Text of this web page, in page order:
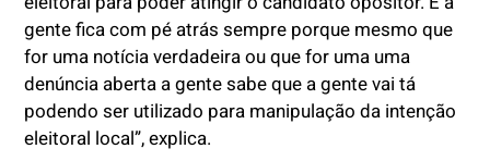
gente fica com pé atrás sempre porque mesmo que
for uma notícia verdadeira ou que for uma uma
denúncia aberta a gente sabe que a gente vai tá
podendo ser utilizado para manipulação da intenção
eleitoral local”, explica.